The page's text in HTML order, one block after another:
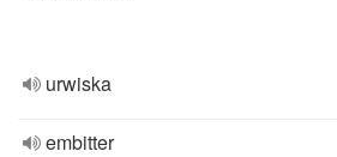
urwiska
embitter